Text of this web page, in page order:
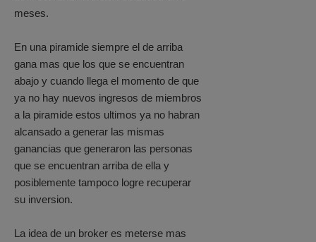
meses.
En una piramide siempre el de arriba
gana mas que los que se encuentran
abajo y cuando llega el momento de que
ya no hay nuevos ingresos de miembros
a la piramide estos ultimos ya no habran
alcansado a generar las mismas
ganancias que generaron las personas
que se encuentran arriba de ella y
posiblemente tampoco logre recuperar
su inversion.
La idea de un broker es meterse mas